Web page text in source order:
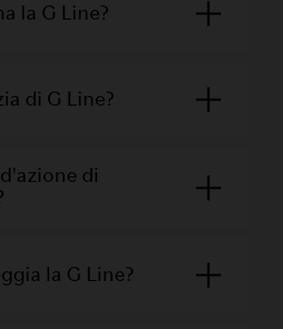
la G Line?
di G Line?
di
la G Line?